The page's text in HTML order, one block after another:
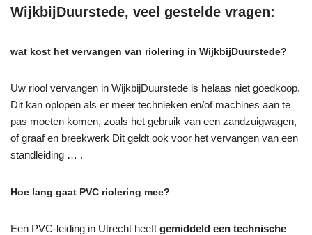
WijkbijDuurstede, veel gestelde vragen:
wat kost het vervangen van riolering in WijkbijDuurstede?
Uw riool vervangen in WijkbijDuurstede is helaas niet goedkoop.
Dit kan oplopen als er meer technieken en/of machines aan te
pas moeten komen, zoals het gebruik van een zandzuigwagen,
of graaf en breekwerk Dit geldt ook voor het vervangen van een
standleiding … .
Hoe lang gaat PVC riolering mee?
Een PVC-leiding in Utrecht heeft gemiddeld een technische